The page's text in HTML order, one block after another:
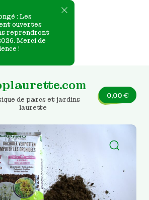
: Les
ouvertes
reprendront
Merci de
!
de parcs et jardins
laurette
0,00€